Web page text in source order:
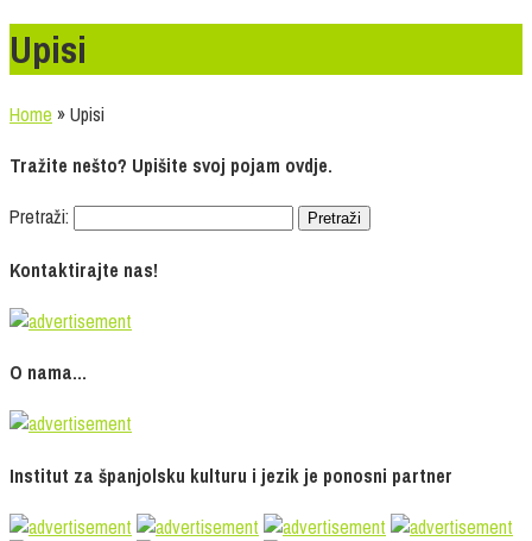
Upisi
Home »Upisi
Tražite nešto? Upišite svoj pojam ovdje.
Pretraži:
Kontaktirajte nas!
O nama…
Institut za španjolsku kulturu i jezik je ponosni partner